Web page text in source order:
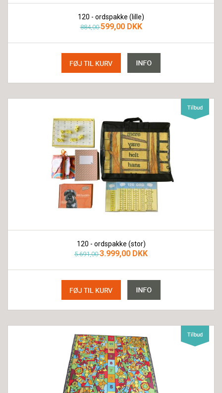
120 - ordspakke (lille)
884,00599,00 DKK
120 - ordspakke (stor)
5.691,003.999,00 DKK